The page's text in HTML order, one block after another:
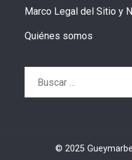
Marco Legal del Sitio y
Quiénes somos
© 2025